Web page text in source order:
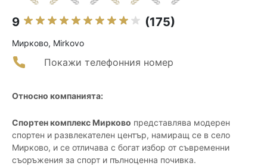
9 (175)
Мирково, Mirkovo
Покажи телефонния номер
Относно компанията:
Спортен комплекс Мирково представлява модерен
спортен и развлекателен център, намиращ се в село
Мирково, и се отличава с богат избор от съвременни
съоръжения за спорт и пълноценна почивка.